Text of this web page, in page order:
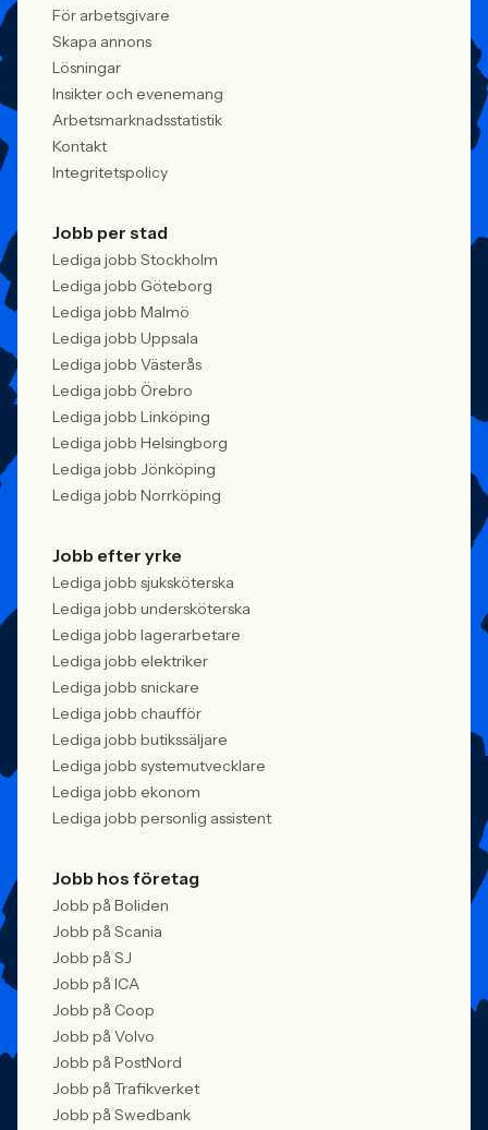
För arbetsgivare
Skapa annons
Lösningar
Insikter och evenemang
Arbetsmarknadsstatistik
Kontakt
Integritetspolicy
Jobb per stad
Lediga jobb Stockholm
Lediga jobb Göteborg
Lediga jobb Malmö
Lediga jobb Uppsala
Lediga jobb Västerås
Lediga jobb Örebro
Lediga jobb Linköping
Lediga jobb Helsingborg
Lediga jobb Jönköping
Lediga jobb Norrköping
Jobb efter yrke
Lediga jobb sjuksköterska
Lediga jobb undersköterska
Lediga jobb lagerarbetare
Lediga jobb elektriker
Lediga jobb snickare
Lediga jobb chaufför
Lediga jobb butikssäljare
Lediga jobb systemutvecklare
Lediga jobb ekonom
Lediga jobb personlig assistent
Jobb hos företag
Jobb på Boliden
Jobb på Scania
Jobb på SJ
Jobb på ICA
Jobb på Coop
Jobb på Volvo
Jobb på PostNord
Jobb på Trafikverket
Jobb på Swedbank